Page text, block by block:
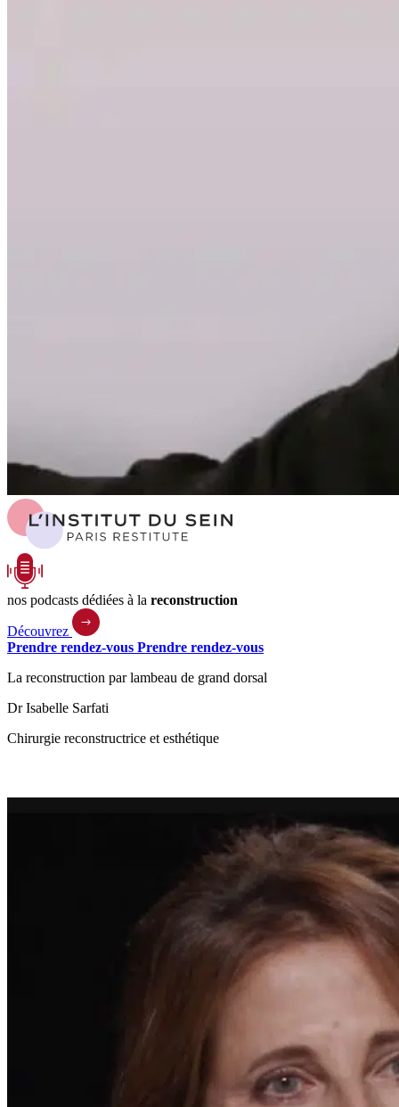
nos podcasts dédiées à la reconstruction
Découvrez
Prendre rendez-vous Prendre rendez-vous
La reconstruction par lambeau de grand dorsal
Dr Isabelle Sarfati
Chirurgie reconstructrice et esthétique